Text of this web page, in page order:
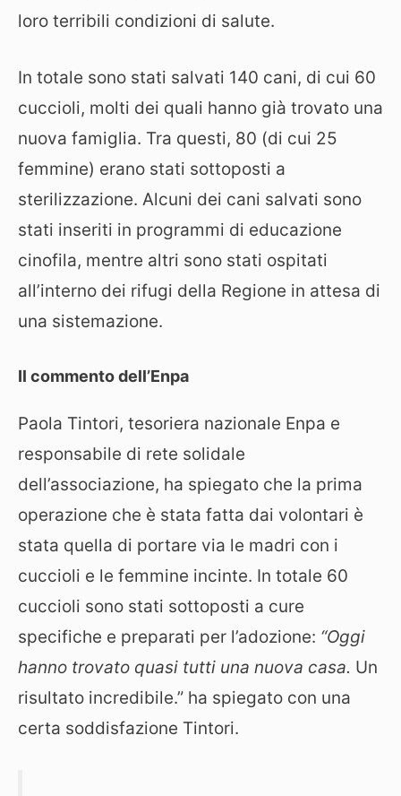
loro terribili condizioni di salute.
In totale sono stati salvati 140 cani, di cui 60
cuccioli, molti dei quali hanno già trovato una
nuova famiglia. Tra questi, 80 (di cui 25
femmine) erano stati sottoposti a
sterilizzazione. Alcuni dei cani salvati sono
stati inseriti in programmi di educazione
cinofila, mentre altri sono stati ospitati
all’interno dei rifugi della Regione in attesa di
una sistemazione.
Il commento dell’Enpa
Paola Tintori, tesoriera nazionale Enpa e
responsabile di rete solidale
dell’associazione, ha spiegato che la prima
operazione che è stata fatta dai volontari è
stata quella di portare via le madri con i
cuccioli e le femmine incinte. In totale 60
cuccioli sono stati sottoposti a cure
specifiche e preparati per l’adozione: “Oggi
hanno trovato quasi tutti una nuova casa. Un
risultato incredibile.” ha spiegato con una
certa soddisfazione Tintori.